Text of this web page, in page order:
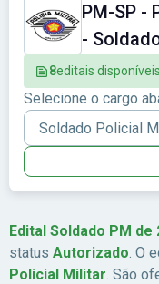
PM-SP -
-
8editais disponíveis
Selecione o cargo
Edital Soldado PM de
status Autorizado. O
Policial Militar. São